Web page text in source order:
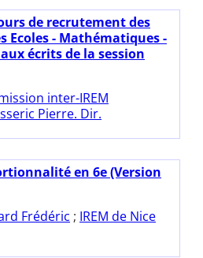
de recrutement des
Ecoles - Mathématiques -
écrits de la session
inter-IREM
Pierre. Dir.
en 6e (Version
Frédéric ; IREM de Nice